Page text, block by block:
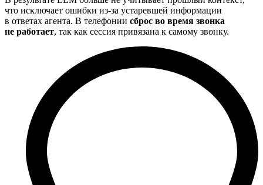
что исключает ошибки из-за устаревшей информации
в ответах агента. В телефонии сброс во время звонка
не работает, так как сессия привязана к самому звонку.